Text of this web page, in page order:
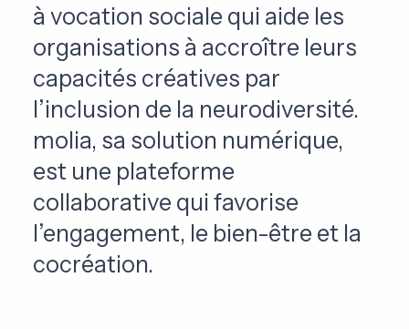
à vocation sociale qui aide les
organisations à accroître leurs
capacités créatives par
l’inclusion de la neurodiversité.
molia, sa solution numérique,
est une plateforme
collaborative qui favorise
l’engagement, le bien-être et la
cocréation.